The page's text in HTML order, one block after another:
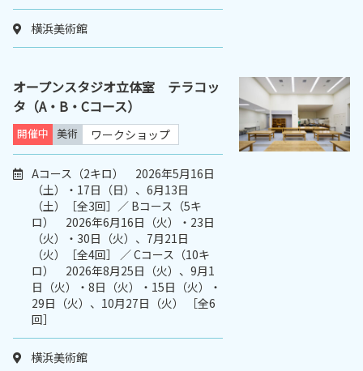
横浜美術館
オープンスタジオ立体室 テラコッ
タ（A・B・Cコース）
開催中 美術 ワークショップ
Aコース（2キロ） 2026年5月16日
（土）・17日（日）、6月13日
（土）［全3回］／ Bコース（5キ
ロ） 2026年6月16日（火）・23日
（火）・30日（火）、7月21日
（火）［全4回］ ／ Cコース（10キ
ロ） 2026年8月25日（火）、9月1
日（火）・8日（火）・15日（火）・
29日（火）、10月27日（火） ［全6
回］
横浜美術館